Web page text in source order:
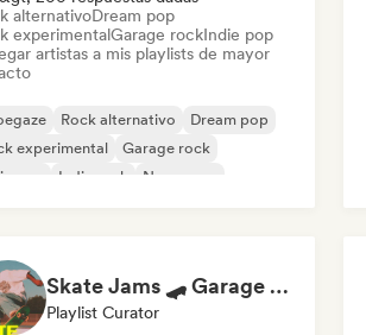
alternativoDream pop
experimentalGarage rockIndie pop
artistas a mis playlists de mayor
Rock alternativo
Dream pop
experimental
Garage rock
pop
Indie rock New wave
Skate Jams 🛹 Garage Rock, Surf Rock & Neo-Psych
Playlist Curator